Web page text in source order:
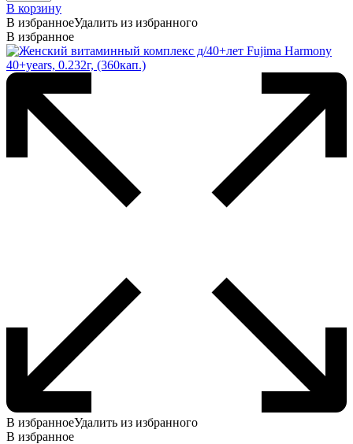
В корзину
В избранноеУдалить из избранного
В избранное
В избранноеУдалить из избранного
В избранное